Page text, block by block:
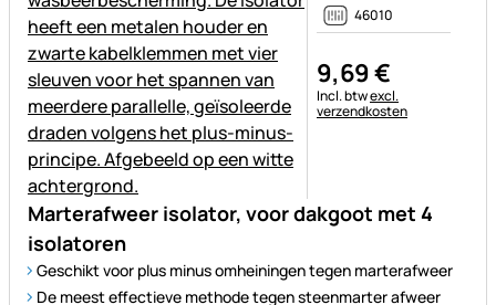
Marterafweer isolator, voor dakgoot met 4
isolatoren
Geschikt voor plus minus omheiningen tegen marterafweer
De meest effectieve methode tegen steenmarter afweer
46010
9,69€
Belastinginformatie:
Incl. btwexcl.
verzendkosten